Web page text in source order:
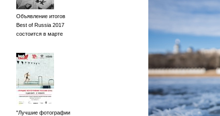
Объявление итогов
Best of Russia 2017
состоится в марте
"Лучшие фотографии